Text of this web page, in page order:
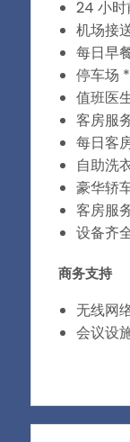
24 小
机场接
每日早
停车场 *
值班医
客房服
每日客
自助洗
豪华轿
客房服
设备齐
商务支持
无线网
会议设